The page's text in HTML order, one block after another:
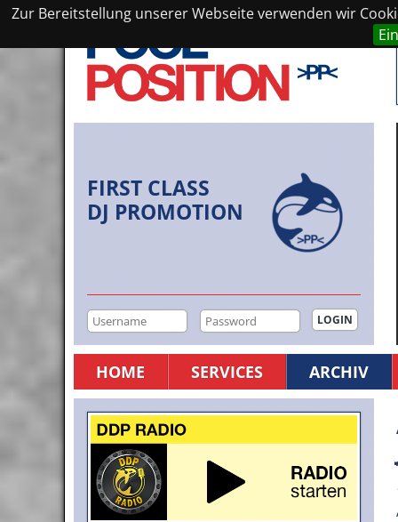
Zur Bereitstellung unserer Webseite verwenden wir
FIRST CLASS
DJ PROMOTION
HOME SERVICES ARCHIV